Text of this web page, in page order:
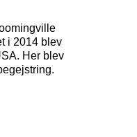
i 2014 blev
Her blev